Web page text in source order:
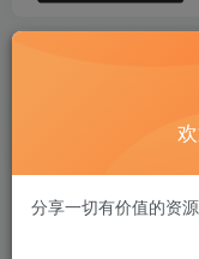
分享一切有价值的资